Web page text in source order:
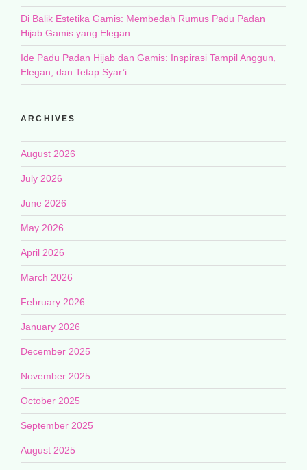
Di Balik Estetika Gamis: Membedah Rumus Padu Padan
Hijab Gamis yang Elegan
Ide Padu Padan Hijab dan Gamis: Inspirasi Tampil Anggun,
Elegan, dan Tetap Syar’i
ARCHIVES
August 2026
July 2026
June 2026
May 2026
April 2026
March 2026
February 2026
January 2026
December 2025
November 2025
October 2025
September 2025
August 2025